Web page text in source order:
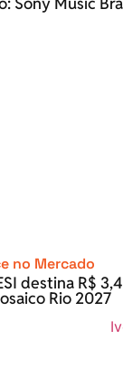
no Mercado
destina R$
Rio 2027